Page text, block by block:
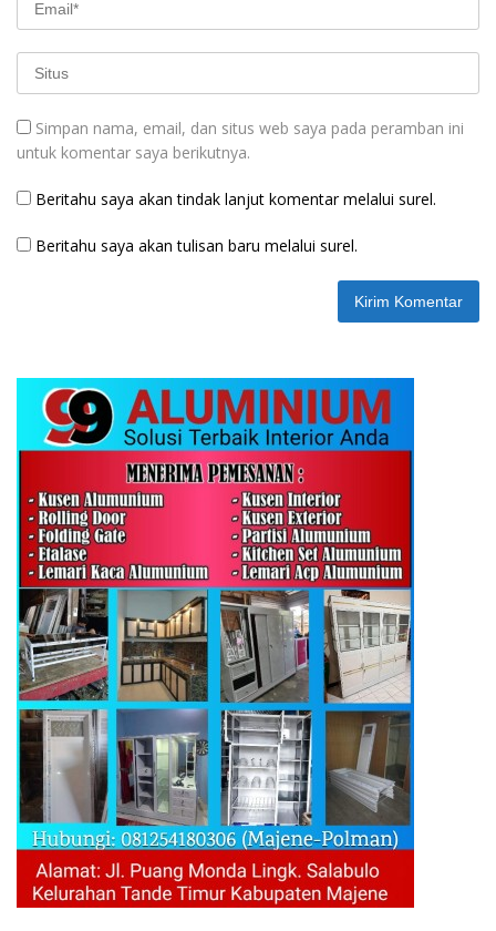
Simpan nama, email, dan situs web saya pada peramban ini
untuk komentar saya berikutnya.
Beritahu saya akan tindak lanjut komentar melalui surel.
Beritahu saya akan tulisan baru melalui surel.